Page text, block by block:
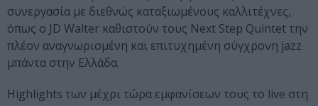
συνεργασία με διεθνώς καταξιωμένους καλλιτέχνες,
όπως ο JD Walter καθιστούν τους Next Step Quintet την
πλέον αναγνωρισμένη και επιτυχημένη σύγχρονη jazz
μπάντα στην Ελλάδα.
Highlights των μέχρι τώρα εμφανίσεων τους το live στη